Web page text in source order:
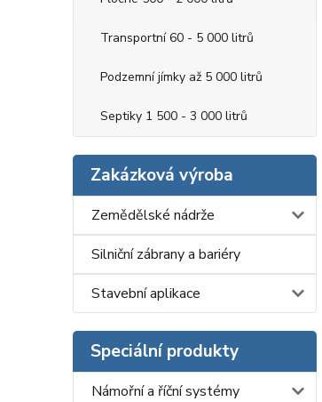
Transportní 60 - 5 000 litrů
Podzemní jímky až 5 000 litrů
Septiky 1 500 - 3 000 litrů
Zakázková výroba
Zemědělské nádrže
Silniční zábrany a bariéry
Stavební aplikace
Speciální produkty
Námořní a říční systémy